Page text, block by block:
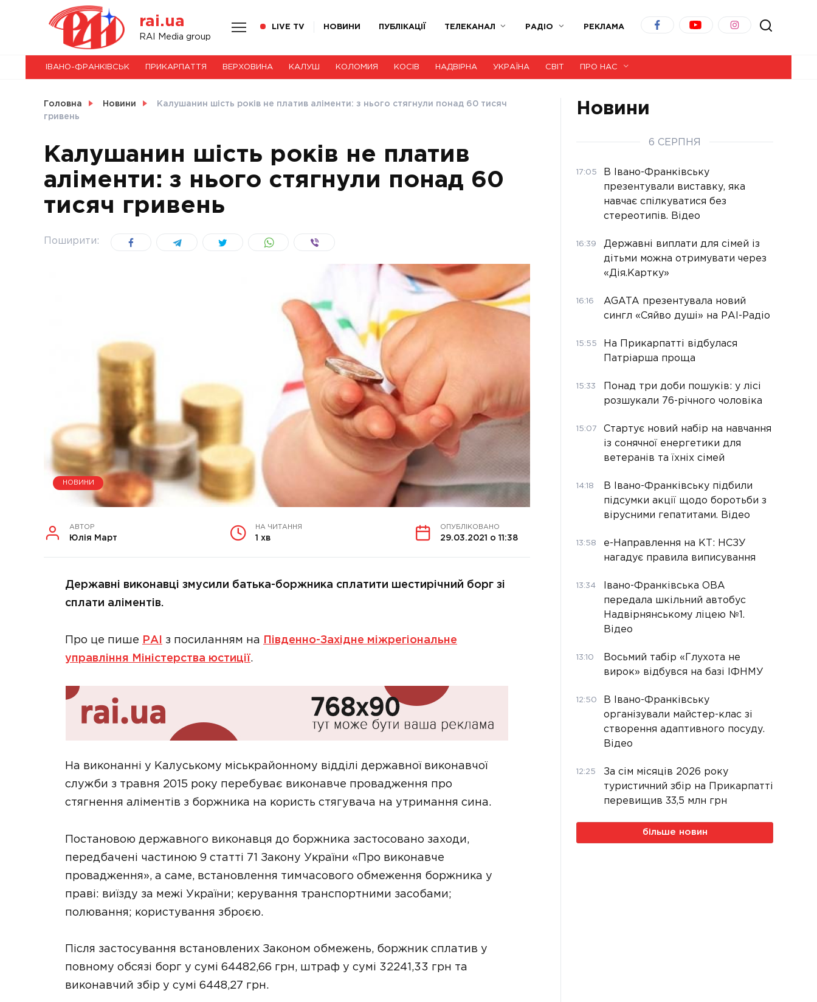
rai.ua
RAI Media group
LIVE TV НОВИНИ ПУБЛІКАЦІЇ ТЕЛЕКАНАЛ РАДІО РЕКЛАМА
НОВИНИ
СВІТ
УКРАЇНА
ІВАНО-ФРАНКІВСЬК ПРИКАРПАТТЯ ВЕРХОВИНА КАЛУШ КОЛОМИЯ КОСІВ НАДВІРНА УКРАЇНА СВІТ ПРО НАС
Головна Новини
Калушанин шість років не платив аліменти: з нього стягнули понад 60 тисяч
гривень
Калушанин шість років не платив
аліменти: з нього стягнули понад 60
тисяч гривень
Поширити:
НОВИНИ
АВТОР
Юлія Март
НА ЧИТАННЯ
1 хв
ОПУБЛІКОВАНО
29.03.2021 о 11:38
Державні виконавці змусили батька-боржника сплатити шестирічний борг зі
сплати аліментів.
Про це пише РАІ з посиланням на
Південно-Західне міжрегіональне
управління Міністерства юстиції.
На виконанні у Калуському міськрайонному відділі державної виконавчої
служби з травня 2015 року перебуває виконавче провадження про
стягнення аліментів з боржника на користь стягувача на утримання сина.
Постановою державного виконавця до боржника застосовано заходи,
передбачені частиною 9 статті 71 Закону України «Про виконавче
провадження», а саме, встановлення тимчасового обмеження боржника у
праві: виїзду за межі України; керування транспортними засобами;
полювання; користування зброєю.
Після застосування встановлених Законом обмежень, боржник сплатив у
повному обсязі борг у сумі 64482,66 грн, штраф у сумі 32241,33 грн та
виконавчий збір у сумі 6448,27 грн.
Новини
6 СЕРПНЯ
17:05
В Івано-Франківську
презентували виставку, яка
навчає спілкуватися без
стереотипів. Відео
16:39
Державні виплати для сімей із
дітьми можна отримувати через
«Дія.Картку»
16:16
AGATA презентувала новий
сингл «Сяйво душі» на РАІ-Радіо
15:55
На Прикарпатті відбулася
Патріарша проща
15:33
Понад три доби пошуків: у лісі
розшукали 76-річного чоловіка
15:07
Стартує новий набір на навчання
із сонячної енергетики для
ветеранів та їхніх сімей
14:18
В Івано-Франківську підбили
підсумки акції щодо боротьби з
вірусними гепатитами. Відео
13:58
е-Направлення на КТ: НСЗУ
нагадує правила виписування
13:34
Івано-Франківська ОВА
передала шкільний автобус
Надвірнянському ліцею №1.
Відео
13:10
Восьмий табір «Глухота не
вирок» відбувся на базі ІФНМУ
12:50
В Івано-Франківську
організували майстер-клас зі
створення адаптивного посуду.
Відео
12:25
За сім місяців 2026 року
туристичний збір на Прикарпатті
перевищив 33,5 млн грн
більше новин